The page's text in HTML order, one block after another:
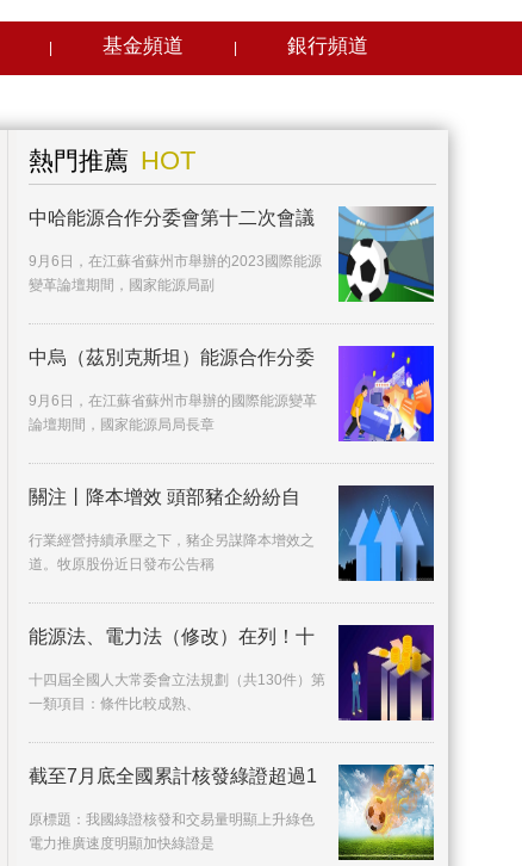
基金頻道 銀行頻道
熱門推薦 HOT
中哈能源合作分委會第十二次會議
9月6日，在江蘇省蘇州市舉辦的2023國際能源
變革論壇期間，國家能源局副
中烏（茲別克斯坦）能源合作分委
9月6日，在江蘇省蘇州市舉辦的國際能源變革
論壇期間，國家能源局局長章
關注丨降本增效 頭部豬企紛紛自
行業經營持續承壓之下，豬企另謀降本增效之
道。牧原股份近日發布公告稱
能源法、電力法（修改）在列！十
十四屆全國人大常委會立法規劃（共130件）第
一類項目：條件比較成熟、
截至7月底全國累計核發綠證超過1
原標題：我國綠證核發和交易量明顯上升綠色
電力推廣速度明顯加快綠證是